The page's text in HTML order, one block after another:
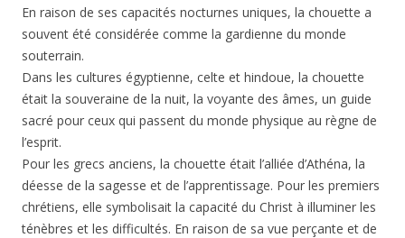
En raison de ses capacités nocturnes uniques, la chouette a
souvent été considérée comme la gardienne du monde
souterrain.
Dans les cultures égyptienne, celte et hindoue, la chouette
était la souveraine de la nuit, la voyante des âmes, un guide
sacré pour ceux qui passent du monde physique au règne de
l’esprit.
Pour les grecs anciens, la chouette était l’alliée d’Athéna, la
déesse de la sagesse et de l’apprentissage. Pour les premiers
chrétiens, elle symbolisait la capacité du Christ à illuminer les
ténèbres et les difficultés. En raison de sa vue perçante et de